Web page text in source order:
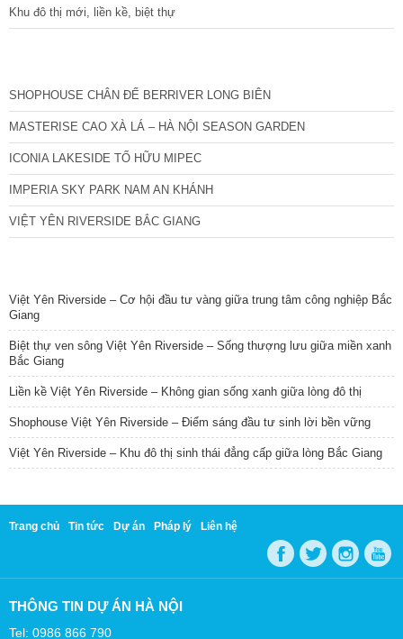
Khu đô thị mới, liền kề, biệt thự
SHOPHOUSE CHÂN ĐẾ BERRIVER LONG BIÊN
MASTERISE CAO XÀ LÁ – HÀ NỘI SEASON GARDEN
ICONIA LAKESIDE TỐ HỮU MIPEC
IMPERIA SKY PARK NAM AN KHÁNH
VIỆT YÊN RIVERSIDE BẮC GIANG
Việt Yên Riverside – Cơ hội đầu tư vàng giữa trung tâm công nghiệp Bắc
Giang
Biệt thự ven sông Việt Yên Riverside – Sống thượng lưu giữa miền xanh
Bắc Giang
Liền kề Việt Yên Riverside – Không gian sống xanh giữa lòng đô thị
Shophouse Việt Yên Riverside – Điểm sáng đầu tư sinh lời bền vững
Việt Yên Riverside – Khu đô thị sinh thái đẳng cấp giữa lòng Bắc Giang
Trang chủ Tin tức Dự án Pháp lý Liên hệ
THÔNG TIN DỰ ÁN HÀ NỘI
Tel: 0986 866 790